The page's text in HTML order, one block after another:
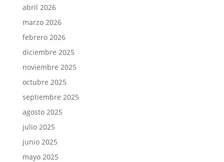
abril 2026
marzo 2026
febrero 2026
diciembre 2025
noviembre 2025
octubre 2025
septiembre 2025
agosto 2025
julio 2025
junio 2025
mayo 2025